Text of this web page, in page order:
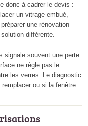
donc à cadrer le devis :
un vitrage embué,
une rénovation
différente.
signale souvent une perte
ne règle pas le
les verres. Le diagnostic
ou si la fenêtre